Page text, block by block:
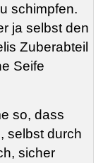
schimpfen.
ja selbst den
Zuberabteil
Seife
so, dass
selbst durch
sicher